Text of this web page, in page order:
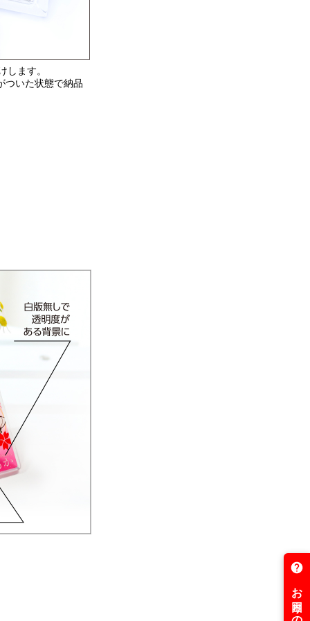
します。
ついた状態で納品